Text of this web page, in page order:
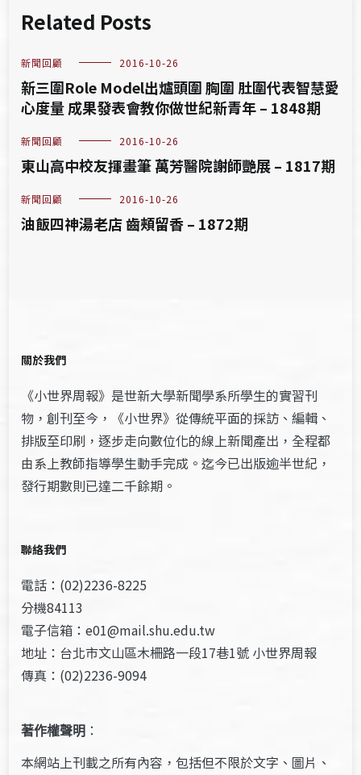
Related Posts
新聞回顧 2016-10-26
新三圍Role Model出爐頭圍 胸圍 肚圍代表智慧愛
心度量 成果發表會教你做世紀新青年 – 1848期
新聞回顧 2016-10-26
東山高中校友揮畫筆 萬芳醫院謝師艷展 – 1817期
新聞回顧 2016-10-26
油飯四神湯老店 齒頰留香 – 1872期
關於我們
《小世界周報》是世新大學新聞學系所學生的實習刊
物，創刊至今，《小世界》從傳統平面的採訪、編輯、
排版至印刷，逐步走向數位化的線上新聞產出，全程都
由系上教師指導學生動手完成。迄今已出版逾半世紀，
發行期數則已達二千餘期。
聯絡我們
電話：(02)2236-8225
分機84113
電子信箱：e01@mail.shu.edu.tw
地址：台北市文山區木柵路一段17巷1號 小世界周報
傳真：(02)2236-9094
著作權聲明 ：
本網站上刊載之所有內容，包括但不限於文字、圖片、